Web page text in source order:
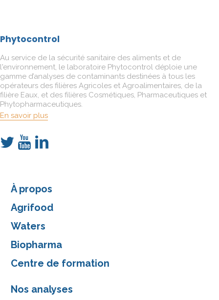
Phytocontrol
Au service de la sécurité sanitaire des aliments et de
l'environnement, le laboratoire Phytocontrol déploie une
gamme d’analyses de contaminants destinées à tous les
opérateurs des filières Agricoles et Agroalimentaires, de la
filière Eaux, et des filières Cosmétiques, Pharmaceutiques et
Phytopharmaceutiques.
En savoir plus
À propos
Agrifood
Waters
Biopharma
Centre de formation
Nos analyses